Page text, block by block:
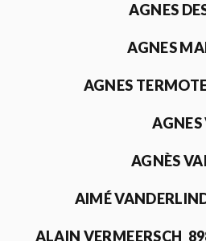
AGNES
AGNES
AGNES
AGNÈS
AIMÉ
ALAIN